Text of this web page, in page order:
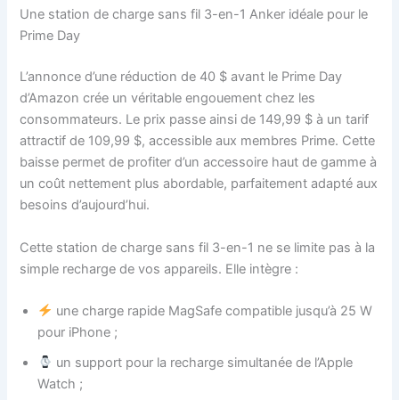
Une station de charge sans fil 3-en-1 Anker idéale pour le
Prime Day
L’annonce d’une réduction de 40 $ avant le Prime Day
d’Amazon crée un véritable engouement chez les
consommateurs. Le prix passe ainsi de 149,99 $ à un tarif
attractif de 109,99 $, accessible aux membres Prime. Cette
baisse permet de profiter d’un accessoire haut de gamme à
un coût nettement plus abordable, parfaitement adapté aux
besoins d’aujourd’hui.
Cette station de charge sans fil 3-en-1 ne se limite pas à la
simple recharge de vos appareils. Elle intègre :
une charge rapide MagSafe compatible jusqu’à 25 W
pour iPhone ;
un support pour la recharge simultanée de l’Apple
Watch ;